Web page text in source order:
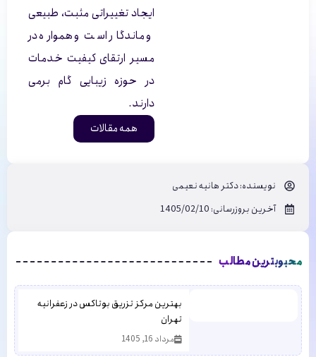
ایجاد تغییراتی مثبت، طبیعی
و ماندگار است و همواره در
مسیر ارتقای کیفیت خدمات
در حوزه زیبایی گام برمی
دارند.
همه مقالات
نویسنده:دکتر هانیه نعیمی
آخرین بروزرسانی: 1405/02/10
محبوبترین مطالب
بهترین مرکز تزریق بوتاکس در زعفرانیه
تهران
مرداد 16, 1405